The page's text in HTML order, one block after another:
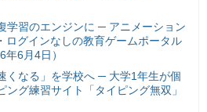
学習のエンジンに ─ アニメーション
ログインなしの教育ゲームポータル
年6月4日）
くなる」を学校へ ─ 大学1年生が個
ング練習サイト「タイピング無双」